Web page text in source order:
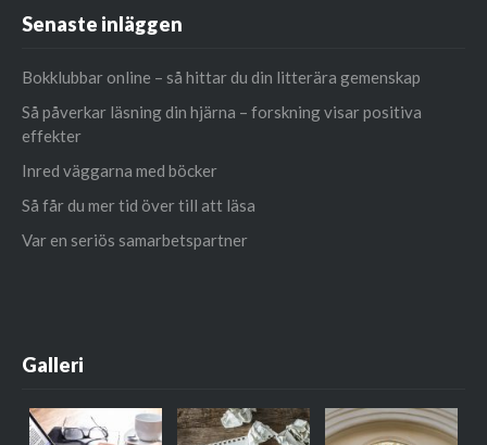
Senaste inläggen
Bokklubbar online – så hittar du din litterära gemenskap
Så påverkar läsning din hjärna – forskning visar positiva
effekter
Inred väggarna med böcker
Så får du mer tid över till att läsa
Var en seriös samarbetspartner
Galleri